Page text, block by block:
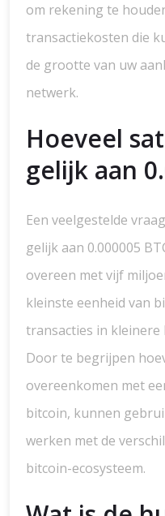
om rekening te
transactiekosten die
de grootte van uw
netwerk.
Hoeveel
gelijk aan
Een veelgestelde
gelijk aan 0.000005
overeen met vijf
kleinste eenheid van
transacties in
Door te begrijpen
overeenkomen met
bitcoin, kunnen
werken met de
bitcoin-ecosysteem.